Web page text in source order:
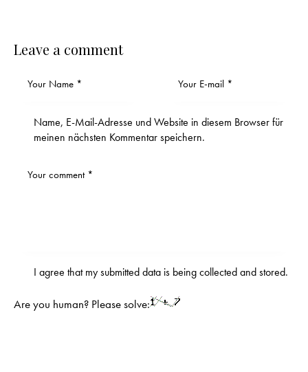
Leave a comment
Name, E-Mail-Adresse und Website in diesem Browser für
meinen nächsten Kommentar speichern.
I agree that my submitted data is beingcollected and stored.
Are you human? Please solve: